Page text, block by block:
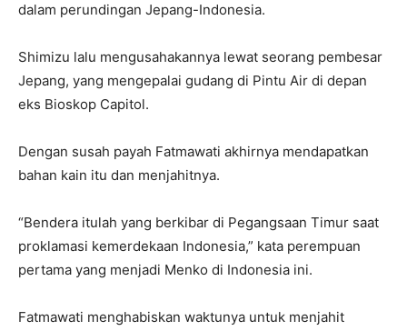
dalam perundingan Jepang-Indonesia.
Shimizu lalu mengusahakannya lewat seorang pembesar
Jepang, yang mengepalai gudang di Pintu Air di depan
eks Bioskop Capitol.
Dengan susah payah Fatmawati akhirnya mendapatkan
bahan kain itu dan menjahitnya.
“Bendera itulah yang berkibar di Pegangsaan Timur saat
proklamasi kemerdekaan Indonesia,” kata perempuan
pertama yang menjadi Menko di Indonesia ini.
Fatmawati menghabiskan waktunya untuk menjahit